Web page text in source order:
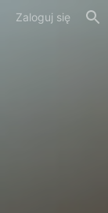
Zaloguj się